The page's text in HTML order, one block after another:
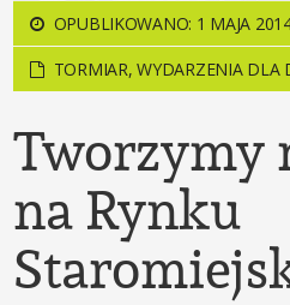
OPUBLIKOWANO: 1 MAJA
TORMIAR,WYDARZENIA DLA
Tworzymy
na Rynku